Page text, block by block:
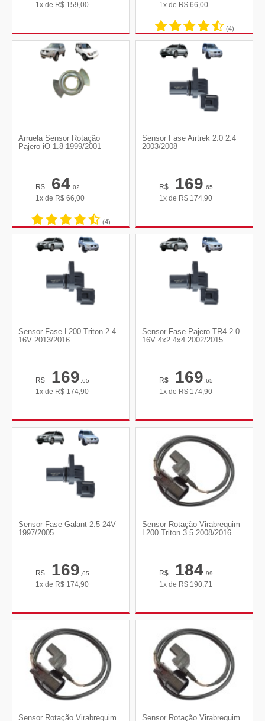
1x de R$ 159,00 1x de R$ 66,00
(4)
Arruela Sensor Rotação
Pajero iO 1.8 1999/2001
R$ 64,02
1x de R$ 66,00
(4)
Sensor Fase Airtrek 2.0 2.4
2003/2008
R$ 169,65
1x de R$ 174,90
Sensor Fase L200 Triton 2.4
16V 2013/2016
R$ 169,65
1x de R$ 174,90
Sensor Fase Pajero TR4 2.0
16V 4x2 4x4 2002/2015
R$ 169,65
1x de R$ 174,90
Sensor Fase Galant 2.5 24V
1997/2005
R$ 169,65
1x de R$ 174,90
Sensor Rotação Virabrequim
L200 Triton 3.5 2008/2016
R$ 184,99
1x de R$ 190,71
Sensor Rotação Virabrequim Sensor Rotação Virabrequim